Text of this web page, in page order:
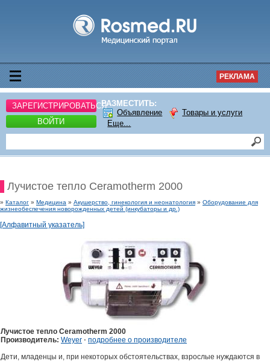
РЕКЛАМА
ЗАРЕГИСТРИРОВАТЬСЯ
ВОЙТИ
РАЗМЕСТИТЬ:
Объявление
Товары и услуги
Еще...
Лучистое тепло Ceramotherm 2000
» Каталог » Медицина » Акушерство, гинекология и неонатология » Оборудование для
жизнеобеспечения новорожденных детей (инкубаторы и др.)
[Алфавитный указатель]
Лучистое тепло Ceramotherm 2000
Производитель: Weyer ⋅ подробнее о производителе
Дети, младенцы и, при некоторых обстоятельствах, взрослые нуждаются в